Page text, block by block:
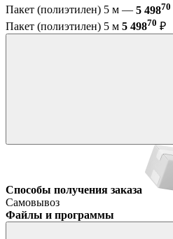
Пакет (полиэтилен) 5 м — 5 49870
Пакет (полиэтилен) 5 м 5 49870 ₽
Способы получения заказа
Самовывоз
Файлы и программы